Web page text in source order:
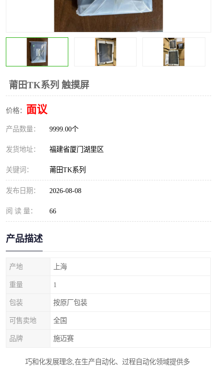
莆田TK系列 触摸屏
价格： 面议
产品数量： 9999.00个
发货地址： 福建省厦门湖里区
关键词： 莆田TK系列
发布日期： 2026-08-08
阅 读 量： 66
产品描述
产地 上海
重量 1
包装 按原厂包装
可售卖地 全国
品牌 施迈赛
巧和化发展理念,在生产自动化、过程自动化领域提供多